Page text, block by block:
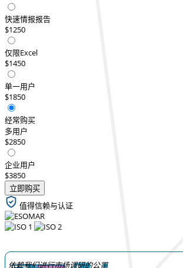
快速情报报告
$1250
仅限Excel
$1450
单一用户
$1850
经常购买
多用户
$2850
企业用户
$3850
立即购买
值得信赖与认证
依赖我们进行市场调研的公司